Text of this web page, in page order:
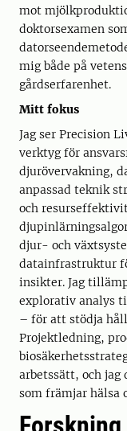
mot
doktorsexamen
mig både på
gårdserfarenhet.
Mitt fokus
Jag ser Precision
verktyg för
djurövervakning,
anpassad teknik
och
djur- och
datainfrastruktur
insikter. Jag
explorativ analys
– för att stödja
Projektledning,
arbetssätt, och jag
som främjar hälsa